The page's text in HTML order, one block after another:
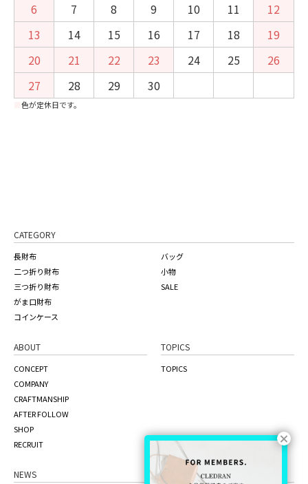
6
7 8 9 10 11
12
13
14 15 16 17 18
19
20
21 22 23 24 25
26
27
28 29 30
色が定休日です。
CATEGORY
長財布
二つ折り財布
三つ折り財布
がま口財布
コインケース
バッグ
小物
SALE
ABOUT
CONCEPT
COMPANY
CRAFTMANSHIP
AFTER FOLLOW
SHOP
RECRUIT
TOPICS
TOPICS
NEWS ONLINE STORE